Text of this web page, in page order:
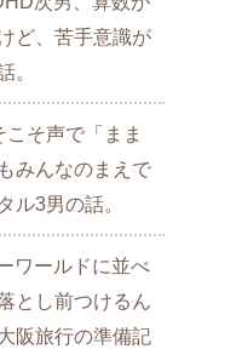
ど、苦手意識が
。
こそ声で「まま
みんなのまえで
ル3男の話。
ワールドに並べ
とし前つけるん
阪旅行の準備記